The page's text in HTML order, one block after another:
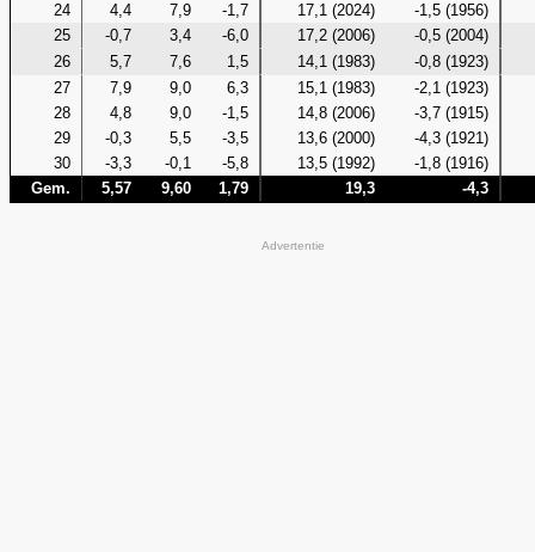
24
4,4 7,9 -1,7 17,1 (2024)
-1,5 (1956)
25
-0,7 3,4 -6,0 17,2 (2006)
-0,5 (2004)
26
5,7 7,6 1,5 14,1 (1983)
-0,8 (1923)
27
7,9 9,0 6,3 15,1 (1983)
-2,1 (1923)
28
4,8 9,0 -1,5 14,8 (2006)
-3,7 (1915)
29
-0,3 5,5 -3,5 13,6 (2000)
-4,3 (1921)
30
-3,3 -0,1 -5,8 13,5 (1992)
-1,8 (1916)
Gem.
5,57 9,60 1,79 19,3 -4,3
Advertentie